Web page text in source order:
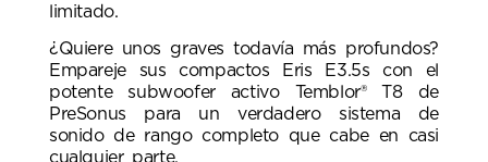
limitado.
¿Quiere unos graves todavía más profundos?
Empareje sus compactos Eris E3.5s con el
potente subwoofer activo Temblor® T8 de
PreSonus para un verdadero sistema de
sonido de rango completo que cabe en casi
cualquier parte.